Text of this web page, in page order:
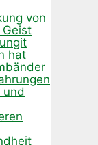
von
hat
und